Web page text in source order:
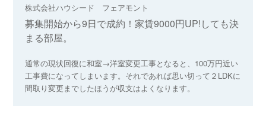
株式会社ハウシード フェアモント
募集開始から9日で成約！家賃9000円UP!しても決
まる部屋。
通常の現状回復に和室→洋室変更工事となると、100万円近い
工事費になってしまいます。それであれば思い切って２LDKに
間取り変更までしたほうが収支はよくなります。